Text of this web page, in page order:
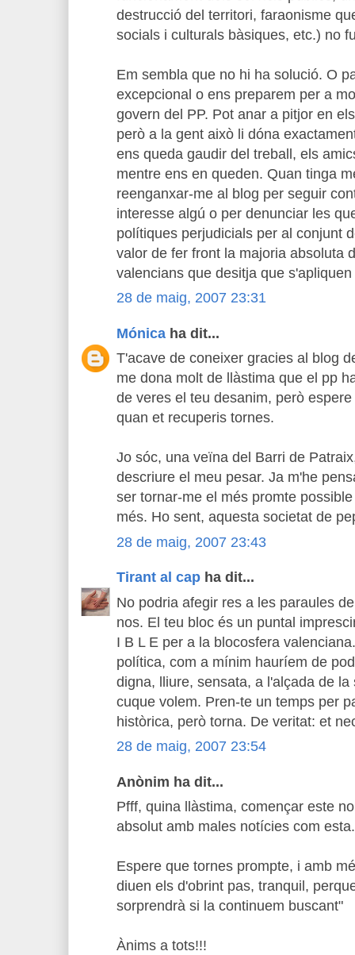
destrucció del territori, faraonisme
socials i culturals bàsiques, etc.) no
Em sembla que no hi ha solució. O
excepcional o ens preparem per a
govern del PP. Pot anar a pitjor en
però a la gent això li dóna
ens queda gaudir del treball, els
mentre ens en queden. Quan tinga
reenganxar-me al blog per seguir
interesse algú o per denunciar les
polítiques perjudicials per al conjunt
valor de fer front la majoria absoluta
valencians que desitja que
28 de maig, 2007 23:31
Mónica ha dit...
T'acave de coneixer gracies al blog
me dona molt de llàstima que el pp
de veres el teu desanim, però
quan et recuperis tornes.
Jo sóc, una veïna del Barri de
descriure el meu pesar. Ja m'he
ser tornar-me el més promte
més. Ho sent, aquesta societat de
28 de maig, 2007 23:43
Tirant al cap ha dit...
No podria afegir res a les paraules
nos. El teu bloc és un puntal
I B L E per a la blocosfera
política, com a mínim hauríem de
digna, lliure, sensata, a l'alçada de
cuque volem. Pren-te un temps per
històrica, però torna. De veritat: et
28 de maig, 2007 23:54
Anònim ha dit...
Pfff, quina llàstima, començar este
absolut amb males notícies com
Espere que tornes prompte, i amb
diuen els d'obrint pas, tranquil,
sorprendrà si la continuem buscant"
Ànims a tots!!!